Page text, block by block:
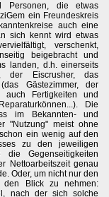
Personen, die etwas
ein Freundeskreis
auch eine
sich kennt wird etwas
verschenkt,
beigebracht und
landen, d.h. einerseits
der Eiscrusher, das
Gästezimmer, der
auch Fertigkeiten und
Die
im Bekannten- und
"Nutzung" meist ohne
ein wenig auf den
zu den jeweiligen
Gegenseitigkeiten
Nettoarbeitszeit genau
Oder, um nicht nur den
den Blick zu nehmen:
nach der sich solche